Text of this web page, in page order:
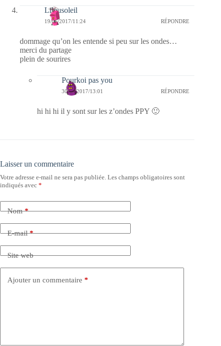
Lilousoleil
19/06/2017/11:24 RÉPONDRE
dommage qu’on les entende si peu sur les ondes…
merci du partage
plein de sourires
Pourkoi pas you
30/06/2017/13:01 RÉPONDRE
hi hi hi il y sont sur les z’ondes PPY 🙂
Laisser un commentaire
Votre adresse e-mail ne sera pas publiée. Les champs obligatoires sont
indiqués avec *
Nom*
E-mail*
Site web
Ajouter un commentaire *